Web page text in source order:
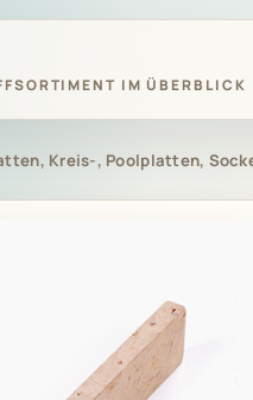
IM ÜBERBLICK
Kreis-, Poolplatten,